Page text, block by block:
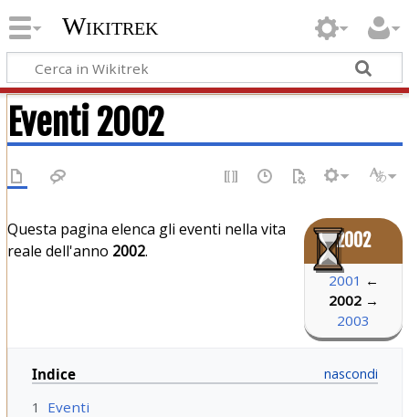
Wikitrek
Eventi 2002
2002
2001 ←
2002→
2003
Questa pagina elenca gli eventi nella vita
reale dell'anno 2002.
Indice
1
Eventi